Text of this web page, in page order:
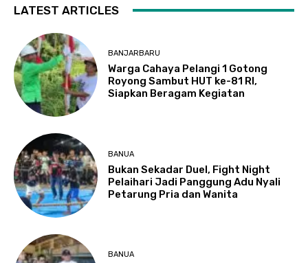
LATEST ARTICLES
BANJARBARU
Warga Cahaya Pelangi 1 Gotong
Royong Sambut HUT ke-81 RI,
Siapkan Beragam Kegiatan
BANUA
Bukan Sekadar Duel, Fight Night
Pelaihari Jadi Panggung Adu Nyali
Petarung Pria dan Wanita
BANUA